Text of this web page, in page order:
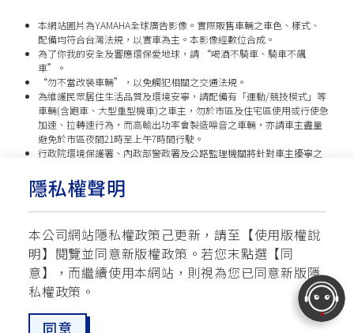
隱私權聲明
本公司網站隱私權政策己更新，請至【使用版權說
明】閱覽並同意新版權政策。若您末點選【同
意】，而繼續使用本網站，則視為您已同意新版隱
私權政策。
同意
本網站圖片為YAMAHA全球廣告影像。實際販售車輛之車色、樣式、
配備均符合台灣法規，以實車為主。本影像經數位合成。
為了你我的安全及響應環保愛地球，請 “喝酒不騎車、騎車不飆
車”。
“勿不當改裝車輛”，以免觸犯相關之交通法規。
為維護民眾居住生活品質及環境安寧，請配備有「運動/競技模式」等
車輛(含跑車、大型重型機車)之車主，勿於市區及住宅區使用或行使急
加速、拉轉速行為，而高輸出功率會製造噪音之車輛，亦請車主盡量
避免於市區夜間21時至上午7時間行駛。
行政院環境保護署、內政部警政署及公路監理機關將針對車主擾寧之
台灣山葉機車 關心您
使用版權說明 隱私權政策 交通安全入口網
☏ 免付費客服專線: 0800-631-680 ✉ 聯繫客服
每週一 ~ 五 08:00~12:10 / 13:00~16:40(國定假日與公司假日除外)
© YAMAHA MOTOR TAIWAN CO., LTD. All Rights Reserved.